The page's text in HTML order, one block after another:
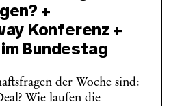
+
Konferenz +
Bundestag
der Woche sind:
Wie laufen die